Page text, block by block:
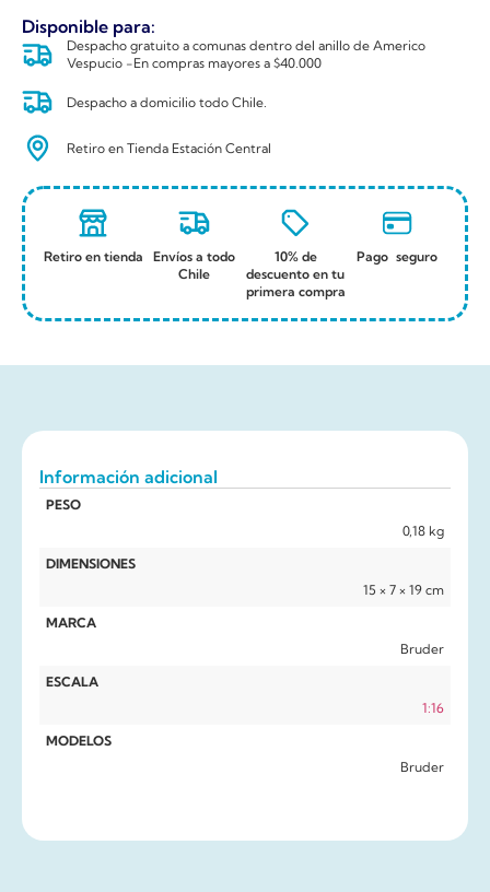
Disponible para:
Despacho gratuito a comunas dentro del anillo de Americo
Vespucio -En compras mayores a $40.000
Despacho a domicilio todo Chile.
Retiro en Tienda Estación Central
Retiro en tienda
Envíos a todo
Chile
10% de
descuento en tu
primera compra
Pago seguro
Información adicional
PESO
0,18 kg
DIMENSIONES
15 × 7 × 19 cm
MARCA
Bruder
ESCALA
1:16
MODELOS
Bruder